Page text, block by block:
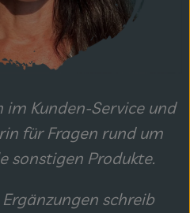
Kunden-Service und
für Fragen rund um
sonstigen Produkte.
schreib